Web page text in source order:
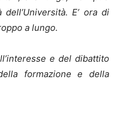
E’ ora di
a lungo.
e del dibattito
formazione e della